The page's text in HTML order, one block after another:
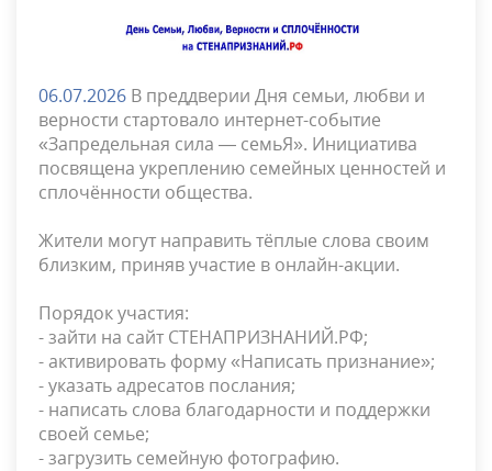
06.07.2026 В преддверии Дня семьи, любви и
верности стартовало интернет-событие
«Запредельная сила — семьЯ». Инициатива
посвящена укреплению семейных ценностей и
сплочённости общества.
Жители могут направить тёплые слова своим
близким, приняв участие в онлайн-акции.
Порядок участия:
- зайти на сайт СТЕНАПРИЗНАНИЙ.РФ;
- активировать форму «Написать признание»;
- указать адресатов послания;
- написать слова благодарности и поддержки
своей семье;
- загрузить семейную фотографию.